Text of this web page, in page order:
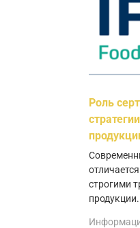
Роль
строгими